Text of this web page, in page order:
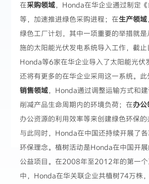
在采购领域，Honda在华企业通过制定《
等，加速推进绿色采购进程；在生产领域
绿色工厂计划，其中一项重要的举措就
施的太阳能光伏发电系统导入工作，截
Honda等6家在华企业导入了太阳能光伏
还将有更多的在华企业采用这一系统。此
销售领域，Honda通过调整运输方式和建
削减产品生命周期内的环境负荷；在办公
办公资源的利用效率等来创建绿色环保的
与此同时，Honda在中国还持续开展了
环保理念。植树活动是Honda在中国开
公益项目。在2008年至2012年的第一个
中，Honda在华关联企业共植树74万株